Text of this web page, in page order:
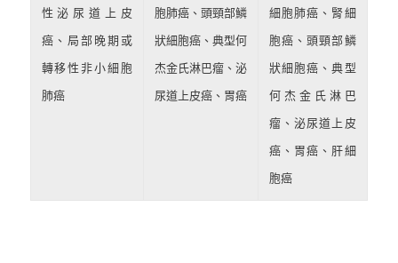
性泌尿道上皮
癌、局部晚期或
轉移性非小細胞
肺癌
胞肺癌、頭頸部鱗
狀細胞癌、典型何
杰金氏淋巴瘤、泌
尿道上皮癌、胃癌
細胞肺癌、腎細
胞癌、頭頸部鱗
狀細胞癌、典型
何杰金氏淋巴
瘤、泌尿道上皮
癌、胃癌、肝細
胞癌